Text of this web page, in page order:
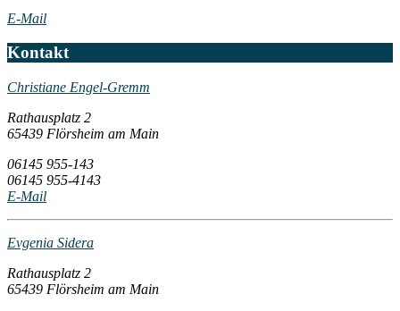
E-Mail
Kontakt
Christiane Engel-Gremm
Rathausplatz 2
65439 Flörsheim am Main
06145 955-143
06145 955-4143
E-Mail
Evgenia Sidera
Rathausplatz 2
65439 Flörsheim am Main